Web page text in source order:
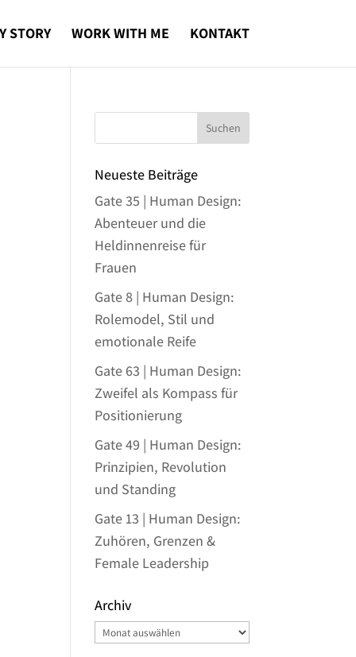
STORY WORK WITH ME KONTAKT
Neueste Beiträge
Gate 35 | Human Design:
Abenteuer und die
Heldinnenreise für
Frauen
Gate 8 | Human Design:
Rolemodel, Stil und
emotionale Reife
Gate 63 | Human Design:
Zweifel als Kompass für
Positionierung
Gate 49 | Human Design:
Prinzipien, Revolution
und Standing
Gate 13 | Human Design:
Zuhören, Grenzen &
Female Leadership
Archiv
Archiv